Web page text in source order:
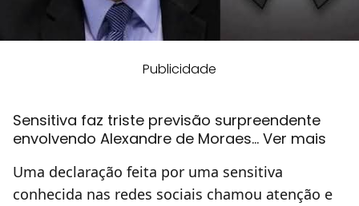
Publicidade
Sensitiva faz triste previsão surpreendente
envolvendo Alexandre de Moraes… Ver mais
Uma declaração feita por uma sensitiva
conhecida nas redes sociais chamou atenção e